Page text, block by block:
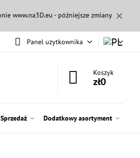
✕
www.na3D.eu - późniejsze zmiany
Panel użytkownika
Koszyk
zł0
Sprzedaż Dodatkowy asortyment